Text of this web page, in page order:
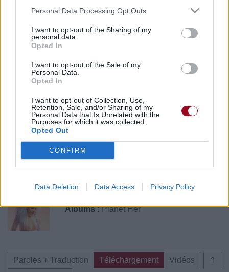
Personal Data Processing Opt Outs
I want to opt-out of the Sharing of my
personal data.
Opted In
I want to opt-out of the Sale of my
Personal Data.
Opted In
I want to opt-out of Collection, Use,
Retention, Sale, and/or Sharing of my
Personal Data that Is Unrelated with the
Purposes for which it was collected.
Opted Out
CONFIRM
Data Deletion Data Access Privacy Policy
Publié parKCheu 55178 3 4 6 le 18 février 2022 à
Albums : Planet Her
⇑
Paroles + Traduction Téléchargement
Vidéos